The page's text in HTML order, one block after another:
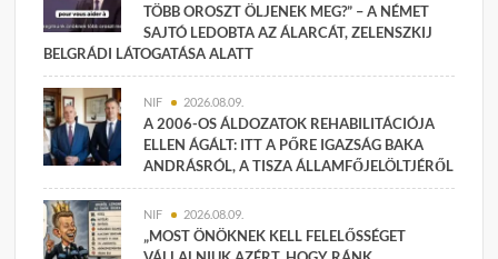
TÖBB OROSZT ÖLJENEK MEG?” – A NÉMET
SAJTÓ LEDOBTA AZ ÁLARCÁT, ZELENSZKIJ
BELGRÁDI LÁTOGATÁSA ALATT
NIF 2026.08.09.
A 2006-OS ÁLDOZATOK REHABILITÁCIÓJA
ELLEN ÁGÁLT: ITT A PŐRE IGAZSÁG BAKA
ANDRÁSRÓL, A TISZA ÁLLAMFŐJELÖLTJÉRŐL
NIF 2026.08.09.
„MOST ÖNÖKNEK KELL FELELŐSSÉGET